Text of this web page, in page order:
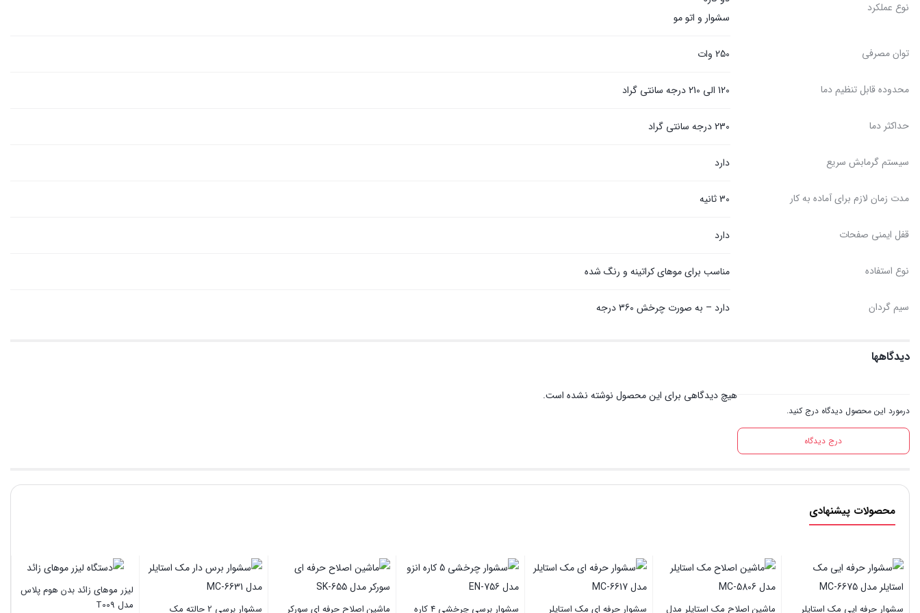
نوع عملکرد
سشوار و اتو مو
توان مصرفی 250 وات
محدوده قابل تنظیم دما 120 الی 210 درجه سانتی گراد
حداکثر دما 230 درجه سانتی گراد
سیستم گرمابش سریع دارد
مدت زمان لازم برای آماده به کار 30 ثانیه
قفل ایمنی صفحات دارد
نوع استفاده مناسب برای موهای کراتینه و رنگ شده
سیم گردان دارد – به صورت چرخش 360 درجه
دیدگاهها
درمورد این محصول دیدگاه درج کنید.
درج دیدگاه
هیچ دیدگاهی برای این محصول نوشته نشده است.
محصولات پیشنهادی
سشوار حرفه ایی مک استایلر
ماشین اصلاح مک استایلر مدل
سشوار حرفه ای مک استایلر
سشوار برسی چرخشی 4 کاره
ماشین اصلاح حرفه ای سورکر
سشوار برسی 2 حالته مک
لیزر موهای زائد بدن هوم پلاس
مدل T009